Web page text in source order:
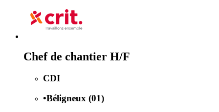
Chef de chantier H/F
CDI
•Béligneux (01)